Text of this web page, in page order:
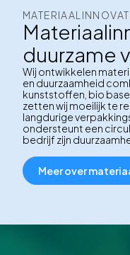
duurzame
Wij ontwikkelen
en duurzaamheid
kunststoffen, bio
zetten wij moeilijk te
langdurige
ondersteunt een
bedrijf zijn
Meer over